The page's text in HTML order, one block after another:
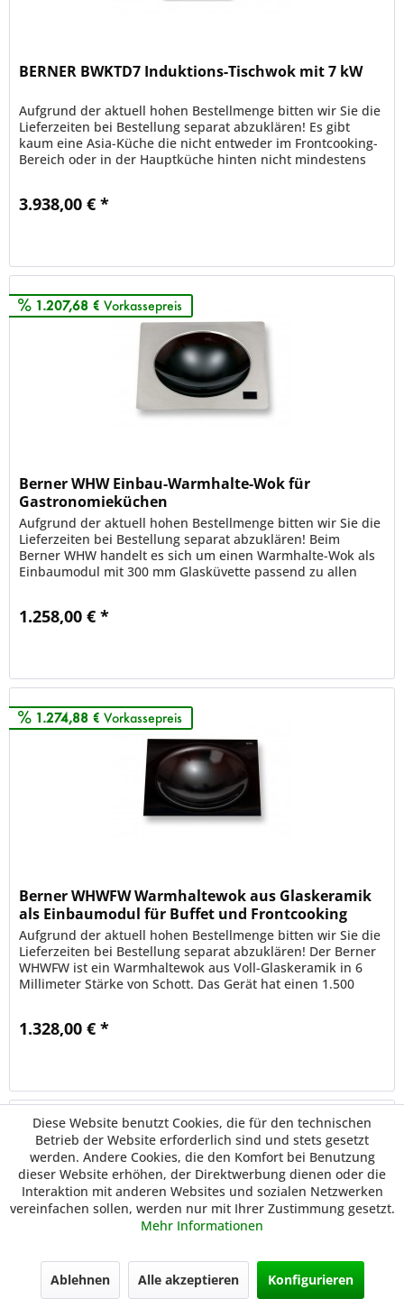
BERNER BWKTD7 Induktions-Tischwok mit 7 kW
Aufgrund der aktuell hohen Bestellmenge bitten wir Sie die
Lieferzeiten bei Bestellung separat abzuklären! Es gibt
kaum eine Asia-Küche die nicht entweder im Frontcooking-
Bereich oder in der Hauptküche hinten nicht mindestens
3.938,00 € *
1.207,68 € Vorkassepreis
Berner WHW Einbau-Warmhalte-Wok für
Gastronomieküchen
Aufgrund der aktuell hohen Bestellmenge bitten wir Sie die
Lieferzeiten bei Bestellung separat abzuklären! Beim
Berner WHW handelt es sich um einen Warmhalte-Wok als
Einbaumodul mit 300 mm Glasküvette passend zu allen
1.258,00 € *
1.274,88 € Vorkassepreis
Berner WHWFW Warmhaltewok aus Glaskeramik
als Einbaumodul für Buffet und Frontcooking
Aufgrund der aktuell hohen Bestellmenge bitten wir Sie die
Lieferzeiten bei Bestellung separat abzuklären! Der Berner
WHWFW ist ein Warmhaltewok aus Voll-Glaskeramik in 6
Millimeter Stärke von Schott. Das Gerät hat einen 1.500
1.328,00 € *
2.263,68 €Vorkassepreis
Diese Website benutzt Cookies, die für den technischen
Betrieb der Website erforderlich sind und stets gesetzt
werden. Andere Cookies, die den Komfort bei Benutzung
dieser Website erhöhen, der Direktwerbung dienen oder die
Interaktion mit anderen Websites und sozialen Netzwerken
vereinfachen sollen, werden nur mit Ihrer Zustimmung gesetzt.
Mehr Informationen
Ablehnen Alle akzeptieren Konfigurieren